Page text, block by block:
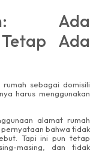
Ada
Ada
sebagai domisili
harus menggunakan
alamat rumah
bahwa tidak
Tapi ini pun tetap
masing, dan tidak